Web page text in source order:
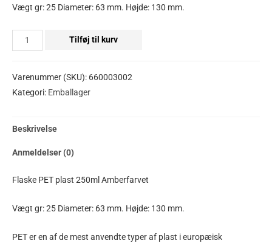
Vægt gr: 25 Diameter: 63 mm. Højde: 130 mm.
Tilføj til kurv
Varenummer (SKU): 660003002
Kategori: Emballager
Beskrivelse
Anmeldelser (0)
Flaske PET plast 250ml Amberfarvet
Vægt gr: 25 Diameter: 63 mm. Højde: 130 mm.
PET er en af de mest anvendte typer af plast i europæisk